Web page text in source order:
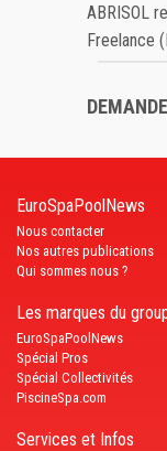
ABRISOL
Freelance
EuroSpaPoolNews
Nous contacter
Nos autres publications
Qui sommes nous ?
Les marques du
EuroSpaPoolNews
Spécial Pros
Spécial Collectivités
PiscineSpa.com
Services et Infos